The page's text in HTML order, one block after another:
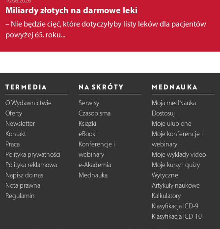
Miliardy złotych na darmowe leki
– Nie będzie cięć, które dotyczyłyby listy leków dla pacjentów
powyżej 65. roku...
TERMEDIA
O Wydawnictwie
Oferty
Newsletter
Kontakt
Praca
Polityka prywatności
Polityka reklamowa
Napisz do nas
Nota prawna
Regulamin
NA SKRÓTY
Serwisy
Czasopisma
Książki
eBooki
Konferencje i
webinary
e-Akademia
Mednauka
MEDNAUKA
Moja medNauka
Dostosuj
Moje ulubione
Moje konferencje i
webinary
Moje wykłady video
Moje kursy i quizy
Wytyczne
Artykuły naukowe
Kalkulatory
Klasyfikacja ICD-9
Klasyfikacja ICD-10